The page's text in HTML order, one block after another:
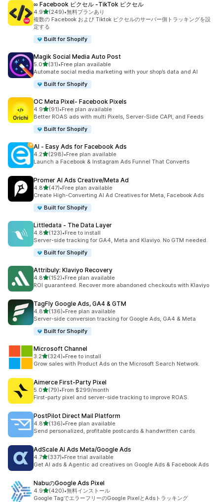
∞ Facebook ピクセル ‑TikTok ピクセル
4.95つ星中
(249)
合計レビュー数：249件
•無料プランあり
複数の Facebook および Tiktok ピクセルのサーバー側トラッキングを設
定する
Built for Shopify
Magik Social Media Auto Post
5.05つ星中
(31)
合計レビュー数：31件
•Free plan available
Automate social media marketing with your shop’s data and AI
Built for Shopify
OC Meta Pixel‑ Facebook Pixels
4.95つ星中
(91)
合計レビュー数：91件
•Free plan available
Better ROAS ads with multi Pixels, Server-Side CAPI, and Feeds
Built for Shopify
AI ‑ Easy Ads for Facebook Ads
4.25つ星中
(298)
合計レビュー数：298件
•Free plan available
Launch a Facebook & Instagram Ads Funnel That Converts
Promer AI Ads Creative/Meta Ad
4.85つ星中
(47)
合計レビュー数：47件
•Free plan available
Create High-Converting AI Ad Creatives for Meta, Facebook Ads
Built for Shopify
Littledata ‑ The Data Layer
4.85つ星中
(123)
合計レビュー数：123件
•Free to install
Server-side tracking for GA4, Meta and Klaviyo. No GTM needed.
Built for Shopify
Attribuly: Klaviyo Recovery
4.85つ星中
(152)
合計レビュー数：152件
•Free plan available
ROI guaranteed. Recover more abandoned checkouts with Klaviyo
TagFly Google Ads, GA4 & GTM
4.85つ星中
(136)
合計レビュー数：136件
•Free plan available
Server-side conversion tracking for Google Ads, GA4 & Meta
Built for Shopify
Microsoft Channel
3.25つ星中
(324)
合計レビュー数：324件
•Free to install
Grow sales with Product Ads on the Microsoft Search Network.
Aimerce First‑Party Pixel
5.05つ星中
(79)
合計レビュー数：79件
•From $299/month
First-party pixel and server-side tracking to improve ROAS.
PostPilot Direct Mail Platform
4.85つ星中
(136)
合計レビュー数：136件
•Free plan available
Send personalized, profitable postcards & handwritten cards
AdScale AI Ads Meta/Google Ads
4.75つ星中
(337)
合計レビュー数：337件
•Free trial available
Get AI ads & Agentic ad creatives on Google Ads & Facebook Ads
NabuのGoogle Ads Pixel
4.95つ星中
(420)
合計レビュー数：420件
•無料インストール
Google TagでエラーフリーのGoogle PixelとAdsトラッキング